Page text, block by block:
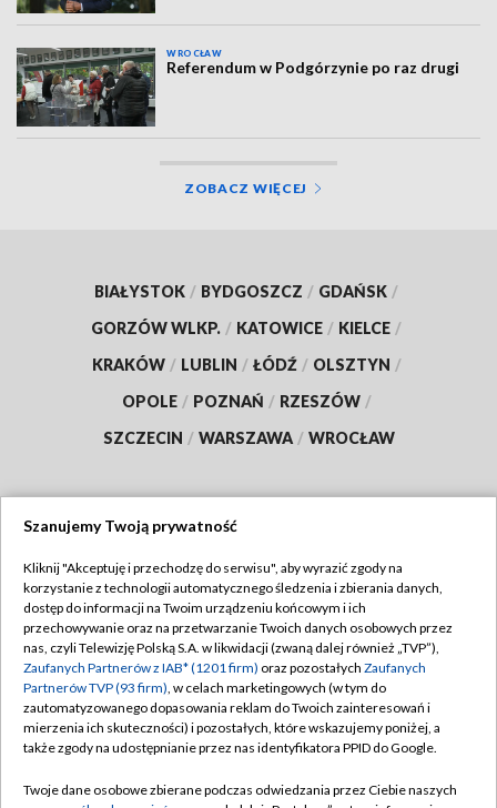
WROCŁAW
Referendum w Podgórzynie po raz drugi
ZOBACZ WIĘCEJ
BIAŁYSTOK / BYDGOSZCZ / GDAŃSK /
GORZÓW WLKP. / KATOWICE / KIELCE /
KRAKÓW / LUBLIN / ŁÓDŹ / OLSZTYN /
OPOLE / POZNAŃ / RZESZÓW /
SZCZECIN / WARSZAWA / WROCŁAW
TVP
Abonament TVP
Emisja w TVP
Centrum informacji TVP
Naziemna Telewizja Cyfrowa
Regulamin TVP
Polityka prywatności
Moje zgody
Pomoc
Szanujemy Twoją prywatność
Kliknij "Akceptuję i przechodzę do serwisu", aby wyrazić zgody na
korzystanie z technologii automatycznego śledzenia i zbierania danych,
dostęp do informacji na Twoim urządzeniu końcowym i ich
przechowywanie oraz na przetwarzanie Twoich danych osobowych przez
nas, czyli Telewizję Polską S.A. w likwidacji (zwaną dalej również „TVP”),
Zaufanych Partnerów z IAB* (1201 firm) oraz pozostałych Zaufanych
Partnerów TVP (93 firm), w celach marketingowych (w tym do
zautomatyzowanego dopasowania reklam do Twoich zainteresowań i
mierzenia ich skuteczności) i pozostałych, które wskazujemy poniżej, a
także zgody na udostępnianie przez nas identyfikatora PPID do Google.
Twoje dane osobowe zbierane podczas odwiedzania przez Ciebie naszych